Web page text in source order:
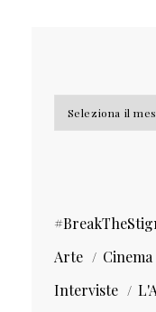
Archivi
Arte
Cinema
Interviste